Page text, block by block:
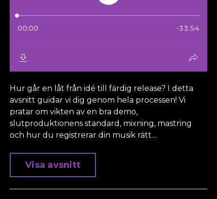
Hur går en låt från idé till färdig release? I detta
avsnitt guidar vi dig genom hela processen! Vi
pratar om vikten av en bra demo,
slutproduktionens standard, mixning, mastring
och hur du registrerar din musik rätt....
Visa avsnitt